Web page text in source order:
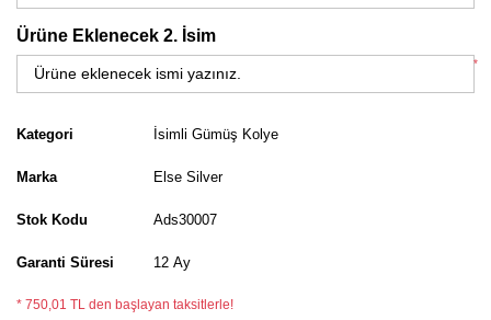
Ürüne Eklenecek 2. İsim
*
Kategori İsimli Gümüş Kolye
Marka Else Silver
Stok Kodu Ads30007
Garanti Süresi 12 Ay
* 750,01 TL den başlayan taksitlerle!